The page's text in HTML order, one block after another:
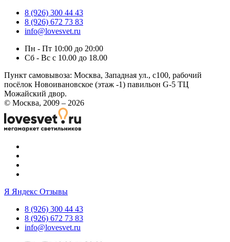
8 (926) 300 44 43
8 (926) 672 73 83
info@lovesvet.ru
Пн - Пт 10:00 до 20:00
Сб - Вс с 10.00 до 18.00
Пункт самовывоза: Москва, Западная ул., с100, рабочий
посёлок Новоивановское (этаж -1) павильон G-5 ТЦ
Можайский двор.
© Москва, 2009 – 2026
Я Яндекс Отзывы
8 (926) 300 44 43
8 (926) 672 73 83
info@lovesvet.ru